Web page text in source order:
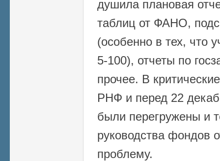
душила плановая
таблиц от ФАНО,
(особенно в тех, что
5-100), отчеты по
прочее. В
РНФ и перед 22
были перегружены и
руководства фондов
проблему.